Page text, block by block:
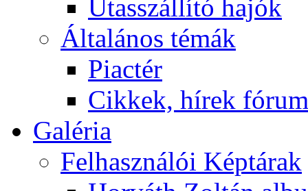
Utasszállító hajók
Általános témák
Piactér
Cikkek, hírek
Galéria
Felhasználói Képtárak